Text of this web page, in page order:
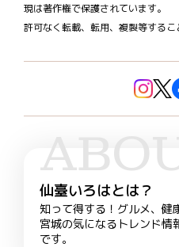
現は著作権で保護されています。
許可なく転載、転用、複製等するこ
仙臺いろはとは？
知って得する！グルメ、健
宮城の気になるトレンド情
です。